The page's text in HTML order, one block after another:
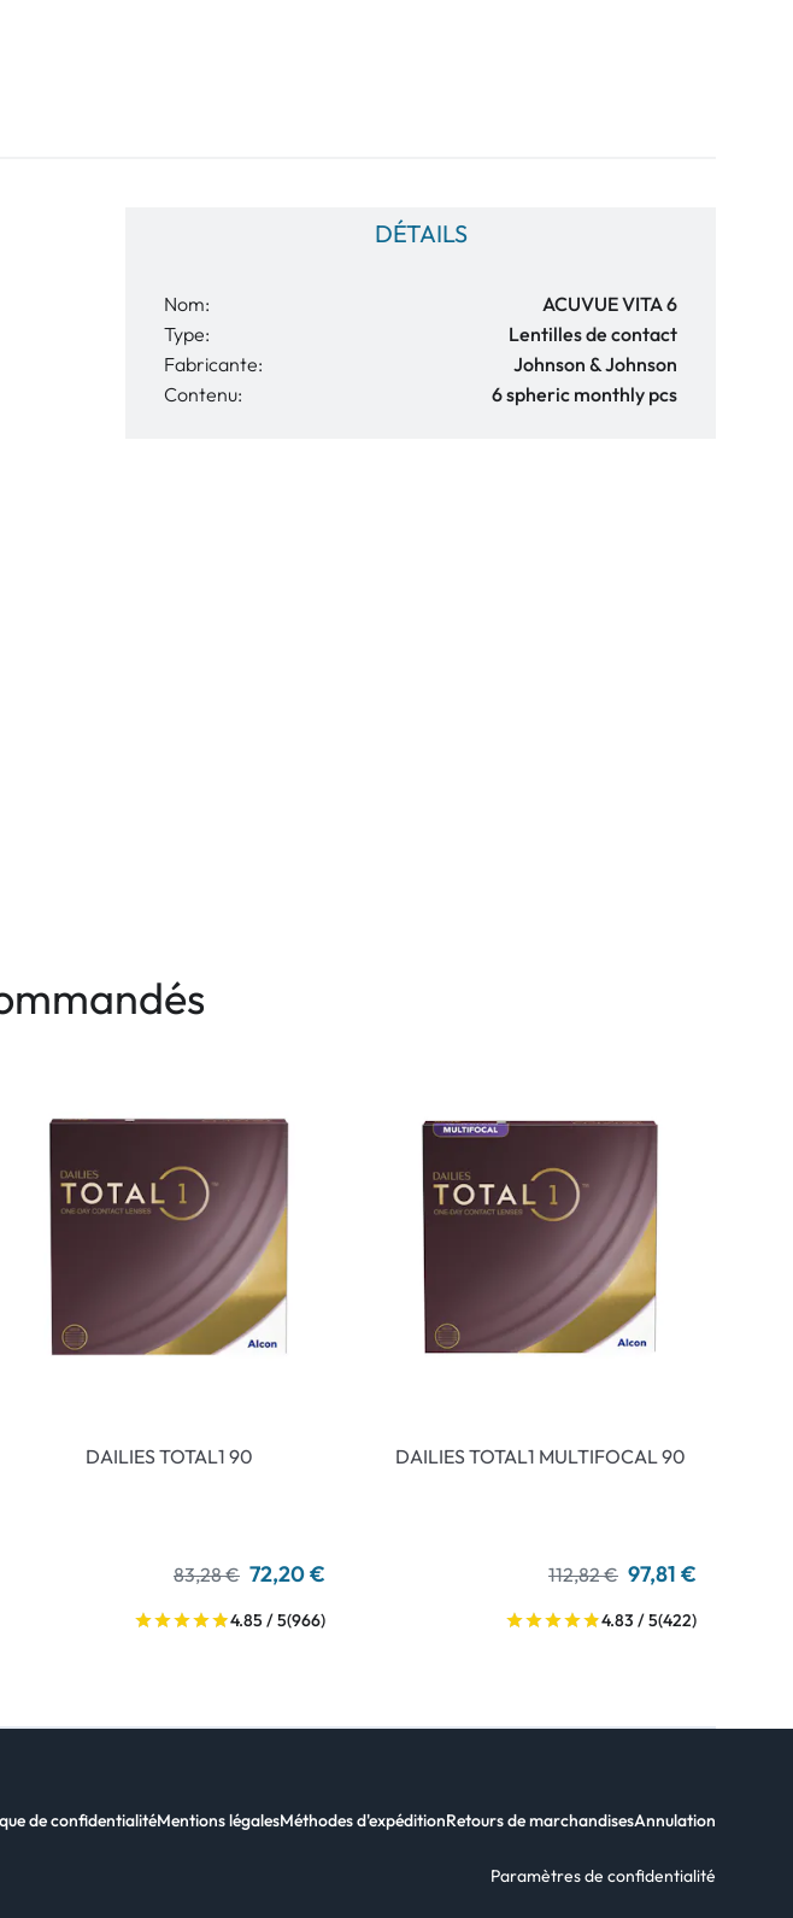
DÉTAILS
Nom:
ACUVUE VITA 6
Type:
Lentilles de contact
Fabricante:
Johnson & Johnson
Contenu:
6 spheric monthly pcs
DAILIES TOTAL1 90
83,28 € 72,20 €
4.85 / 5(966)
DAILIES TOTAL1 MULTIFOCAL 90
112,82 € 97,81 €
4.83 / 5(422)
de confidentialitéMentions légalesMéthodes d'expéditionRetours de marchandisesAnnulation
Paramètres de confidentialité